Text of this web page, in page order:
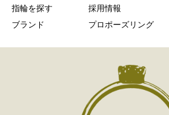
指輪を探す
ブランド
採用情報
プロポーズリング